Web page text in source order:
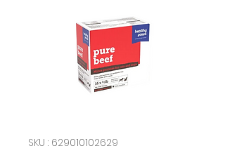
SKU : 629010102629